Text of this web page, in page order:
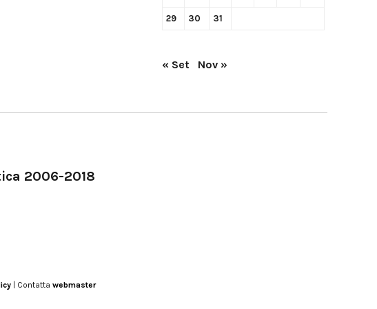
29 30 31
« Set Nov »
2006-2018
| Contatta webmaster